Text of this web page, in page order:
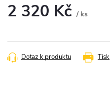
2 320 Kč / ks
Tisk
Dotaz k produktu